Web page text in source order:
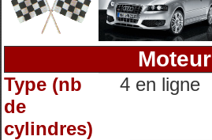
Moteur
Type (nb
de
cylindres)
4 en ligne